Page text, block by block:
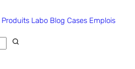
Produits Labo Blog Cases Emplois